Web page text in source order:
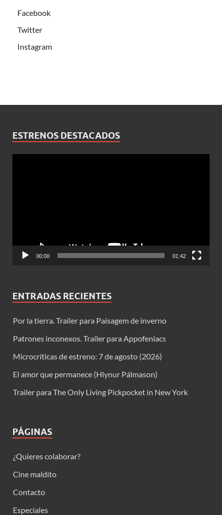
Facebook
Twitter
Instagram
ESTRENOS DESTACADOS
00:00 01:42
ENTRADAS RECIENTES
Por la tierra. Trailer para Paisagem de inverno
Patrones inconexos. Trailer para Appofeniacs
Microcríticas de estreno: 7 de agosto (2026)
El amor que permanece (Hlynur Pálmason)
Trailer para The Only Living Pickpocket in New York
PÁGINAS
¿Quieres colaborar?
Cine maldito
Contacto
Especiales